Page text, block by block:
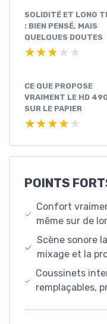
SOLIDITÉ ET LONG
: BIEN PENSÉ, MAIS
QUELQUES DOUTES
★★★★★
★★★★★
CE QUE PROPOSE
VRAIMENT LE HD
SUR LE PAPIER
★★★★★
★★★★★
POINTS
Confort
même sur de
Scène sonore
mixage et la
Coussinets
remplaçables,